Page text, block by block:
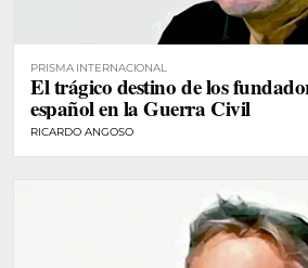
PRISMA INTERNACIONAL
El trágico destino de los
español en la Guerra Civil
RICARDO ANGOSO